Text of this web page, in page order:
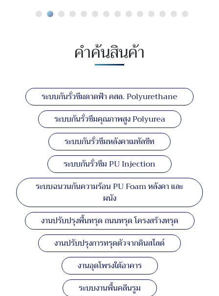
คำค้นสินค้า
ระบบกันรั่วซึมดาดฟ้า คสล. Polyurethane
ระบบกันรั่วซึมคุณภาพสูง Polyurea
ระบบกันรั่วซึมหลังคาเมทัลชีท
ระบบกันรั่วซึม PU Injection
ระบบฉนวนกันความร้อน PU Foam หลังคา และ
ผนัง
งานปรับปรุงพื้นทรุด ถนนทรุด โครงสร้างทรุด
งานปรับปรุงการทรุดตัวจากดินสไลด์
งานอุดโพรงใต้อาคาร
ระบบงานพื้นคลีนรูม